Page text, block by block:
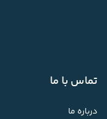
تماس با ما
درباره ما